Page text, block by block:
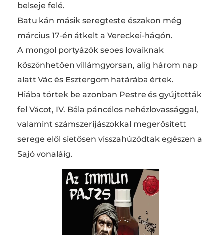
belseje felé.
Batu kán másik seregteste északon még
március 17-én átkelt a Vereckei-hágón.
A mongol portyázók sebes lovaiknak
köszönhetően villámgyorsan, alig három nap
alatt Vác és Esztergom határába értek.
Hiába törtek be azonban Pestre és gyújtották
fel Vácot, IV. Béla páncélos nehézlovassággal,
valamint számszeríjászokkal megerősített
serege elől sietősen visszahúzódtak egészen a
Sajó vonaláig.